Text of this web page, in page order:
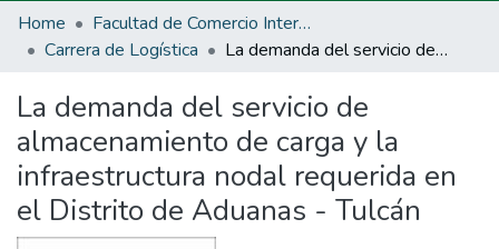
Communities & Collections
All of DSpace
Estadísticas Externas
Manuales
Home
Facultad de Comercio Internacional, Integración, Administración y Economía Empresarial
Carrera de Logística
La demanda del servicio de almacenamiento de carga y la infraestructura nodal requerida en el Distrito de Aduanas - Tulcán
La demanda del servicio de
almacenamiento de carga y la
infraestructura nodal requerida en
el Distrito de Aduanas - Tulcán